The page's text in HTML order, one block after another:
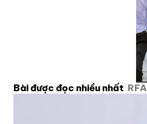
Bài được đọc nhiều nhất RFA